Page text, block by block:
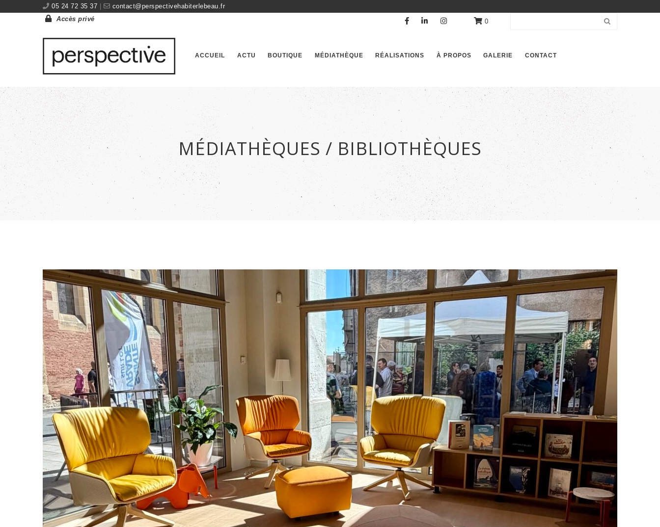
05 24 72 35 37
contact@perspectivehabiterlebeau.fr
Accès privé
0
ACCUEIL ACTU BOUTIQUE MÉDIATHÈQUE RÉALISATIONS À PROPOS GALERIE CONTACT
MÉDIATHÈQUES / BIBLIOTHÈQUES